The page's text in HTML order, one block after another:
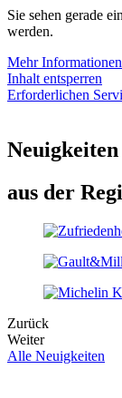
Sie sehen gerade
werden.
Mehr Informationen
Inhalt entsperren
Erforderlichen
Neuigkeiten
aus der
Zurück
Weiter
Alle Neuigkeiten